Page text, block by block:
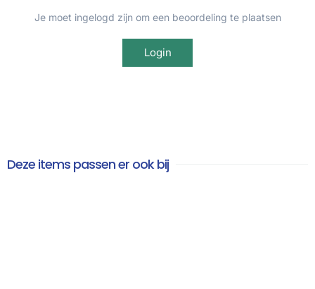
Je moet ingelogd zijn om een beoordeling te plaatsen
Login
Deze items passen er ook bij